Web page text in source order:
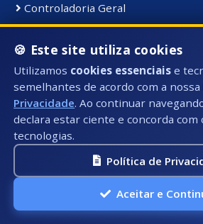
Controladoria Geral
Coordenadoria de Comunicação
Secretaria de Serviços Públicos
Secretaria de Educação
Gabinete do Prefeito
Materiais e Bens:
Bens Consolidados
Bens Imóveis
Bens Intangiveis
🍪 Este site utiliza cookies
Utilizamos cookies essenciais e
semelhantes de acordo com a nossa
Privacidade. Ao continuar
declara estar ciente e concorda com
tecnologias.
Política de
Aceitar e